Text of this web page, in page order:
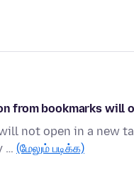
from bookmarks will
not open in a new
… (மேலும் படிக்க)